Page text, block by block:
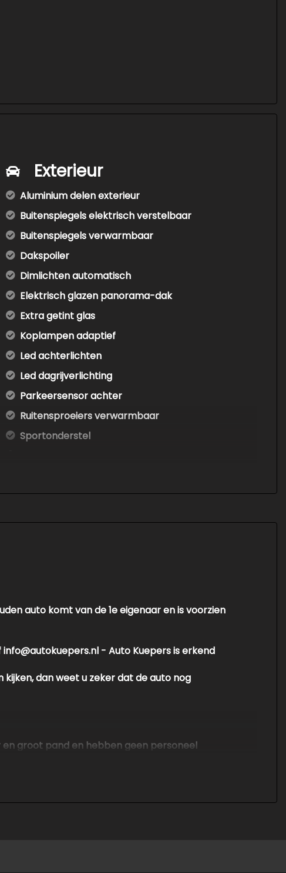
Exterieur
Aluminium delen exterieur
Buitenspiegels elektrisch verstelbaar
Buitenspiegels verwarmbaar
Dakspoiler
Dimlichten automatisch
Elektrisch glazen panorama-dak
Extra getint glas
Koplampen adaptief
Led achterlichten
Led dagrijverlichting
Parkeersensor achter
Ruitensproeiers verwarmbaar
Sportonderstel
auto komt van de 1e eigenaar en is voorzien
- Auto Kuepers is erkend
dan weet u zeker dat de auto nog
groot pand en hebben geen personeel
kunnen echter geen rechten worden
controleer altijd zelf de zaken welke voor jou
vragen.